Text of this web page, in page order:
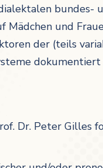
bundes-
und
der (teils
Dr. Peter Gilles